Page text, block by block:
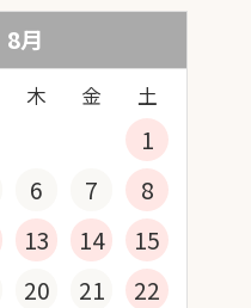
8月
木 金 土
1
6 7
8
13 14
15
20 21
22